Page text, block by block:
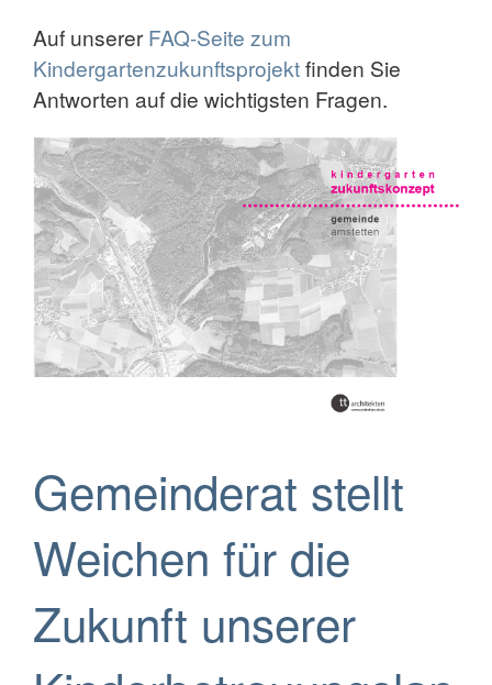
Auf unsererFAQ-Seite zum
Kindergartenzukunftsprojektfinden Sie
Antworten auf die wichtigsten Fragen.
Gemeinderat stellt
Weichen für die
Zukunft unserer